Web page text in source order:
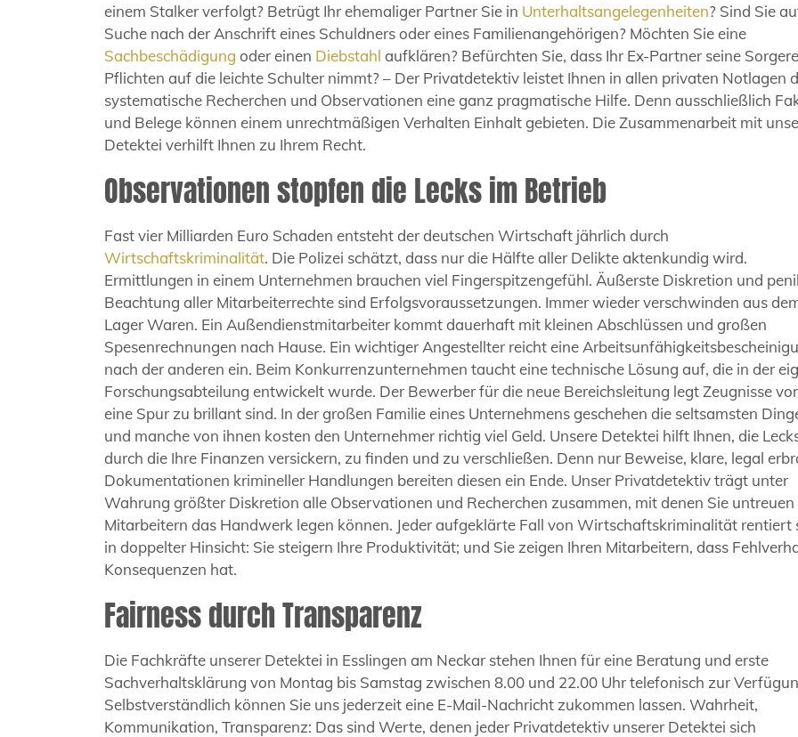
einem Stalker verfolgt? Betrügt Ihr ehemaliger Partner Sie in Unterhaltsangelegenheiten? Sind Sie
Suche nach der Anschrift eines Schuldners oder eines Familienangehörigen? Möchten Sie eine
Sachbeschädigung oder einen Diebstahl aufklären? Befürchten Sie, dass Ihr Ex-Partner seine
Pflichten auf die leichte Schulter nimmt? – Der Privatdetektiv leistet Ihnen in allen privaten Notlagen
systematische Recherchen und Observationen eine ganz pragmatische Hilfe. Denn ausschließlich
und Belege können einem unrechtmäßigen Verhalten Einhalt gebieten. Die Zusammenarbeit mit
Detektei verhilft Ihnen zu Ihrem Recht.
Observationen stopfen die Lecks im Betrieb
Fast vier Milliarden Euro Schaden entsteht der deutschen Wirtschaft jährlich durch
Wirtschaftskriminalität. Die Polizei schätzt, dass nur die Hälfte aller Delikte aktenkundig wird.
Ermittlungen in einem Unternehmen brauchen viel Fingerspitzengefühl. Äußerste Diskretion und
Beachtung aller Mitarbeiterrechte sind Erfolgsvoraussetzungen. Immer wieder verschwinden aus
Lager Waren. Ein Außendienstmitarbeiter kommt dauerhaft mit kleinen Abschlüssen und großen
Spesenrechnungen nach Hause. Ein wichtiger Angestellter reicht eine
nach der anderen ein. Beim Konkurrenzunternehmen taucht eine technische Lösung auf, die in der
Forschungsabteilung entwickelt wurde. Der Bewerber für die neue Bereichsleitung legt Zeugnisse
eine Spur zu brillant sind. In der großen Familie eines Unternehmens geschehen die seltsamsten
und manche von ihnen kosten den Unternehmer richtig viel Geld. Unsere Detektei hilft Ihnen, die
durch die Ihre Finanzen versickern, zu finden und zu verschließen. Denn nur Beweise, klare, legal
Dokumentationen krimineller Handlungen bereiten diesen ein Ende. Unser Privatdetektiv trägt unter
Wahrung größter Diskretion alle Observationen und Recherchen zusammen, mit denen Sie untreuen
Mitarbeitern das Handwerk legen können. Jeder aufgeklärte Fall von Wirtschaftskriminalität rentiert
in doppelter Hinsicht: Sie steigern Ihre Produktivität; und Sie zeigen Ihren Mitarbeitern, dass
Konsequenzen hat.
Fairness durch Transparenz
Die Fachkräfte unserer Detektei in Esslingen am Neckar stehen Ihnen für eine Beratung und erste
Sachverhaltsklärung von Montag bis Samstag zwischen 8.00 und 22.00 Uhr telefonisch zur
Selbstverständlich können Sie uns jederzeit eine E-Mail-Nachricht zukommen lassen. Wahrheit,
Kommunikation, Transparenz: Das sind Werte, denen jeder Privatdetektiv unserer Detektei sich